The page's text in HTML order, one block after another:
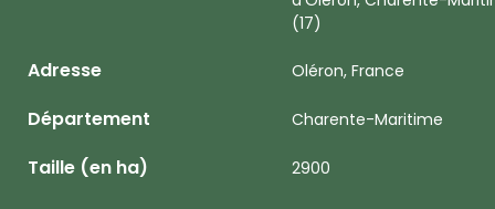
(17)
Adresse Oléron, France
Département Charente-Maritime
Taille (en ha) 2900